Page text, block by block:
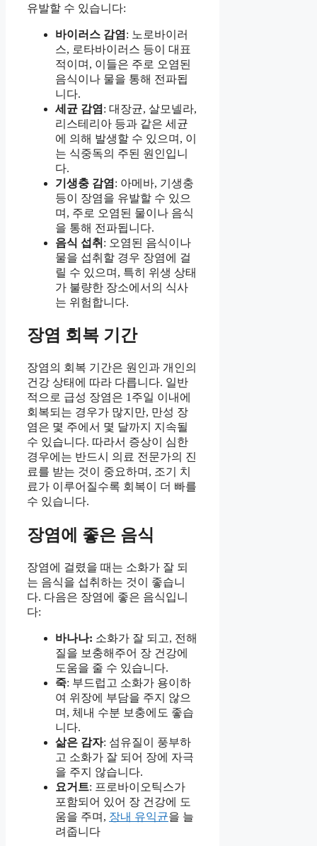
유발할 수 있습니다:
바이러스 감염 : 노로바이러
스, 로타바이러스 등이 대표
적이며, 이들은 주로 오염된
음식이나 물을 통해 전파됩
니다.
세균 감염 : 대장균, 살모넬라,
리스테리아 등과 같은 세균
에 의해 발생할 수 있으며, 이
는 식중독의 주된 원인입니
다.
기생충 감염 : 아메바, 기생충
등이 장염을 유발할 수 있으
며, 주로 오염된 물이나 음식
을 통해 전파됩니다.
음식 섭취 : 오염된 음식이나
물을 섭취할 경우 장염에 걸
릴 수 있으며, 특히 위생 상태
가 불량한 장소에서의 식사
는 위험합니다.
장염 회복 기간
장염의 회복 기간은 원인과 개인의
건강 상태에 따라 다릅니다. 일반
적으로 급성 장염은 1주일 이내에
회복되는 경우가 많지만, 만성 장
염은 몇 주에서 몇 달까지 지속될
수 있습니다. 따라서 증상이 심한
경우에는 반드시 의료 전문가의 진
료를 받는 것이 중요하며, 조기 치
료가 이루어질수록 회복이 더 빠를
수 있습니다.
장염에 좋은 음식
장염에 걸렸을 때는 소화가 잘 되
는 음식을 섭취하는 것이 좋습니
다. 다음은 장염에 좋은 음식입니
다:
바나나: 소화가 잘 되고, 전해
질을 보충해주어 장 건강에
도움을 줄 수 있습니다.
죽: 부드럽고 소화가 용이하
여 위장에 부담을 주지 않으
며, 체내 수분 보충에도 좋습
니다.
삶은 감자: 섬유질이 풍부하
고 소화가 잘 되어 장에 자극
을 주지 않습니다.
요거트: 프로바이오틱스가
포함되어 있어 장 건강에 도
움을 주며, 장내 유익균을 늘
려줍니다